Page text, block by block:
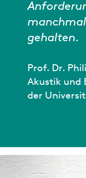
gehalten.
Prof. Dr.
Akustik und
der